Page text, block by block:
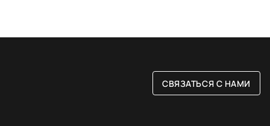
СВЯЗАТЬСЯ С НАМИ